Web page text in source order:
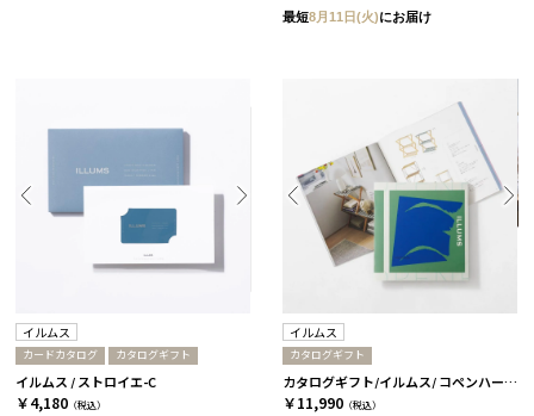
最短8月11日(火)にお届け
イルムス
カードカタログ カタログギフト
イルムス / ストロイエ-C
￥4,180 （税込）
イルムス
カタログギフト
カタログギフト/イルムス/ コペンハーゲン
￥11,990 （税込）